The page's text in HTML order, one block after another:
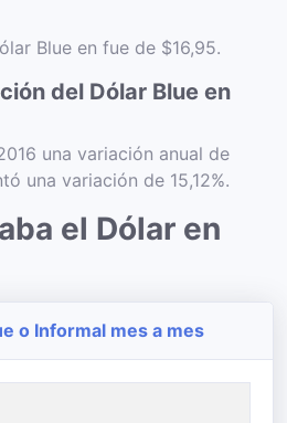
Blue en fue de $16,95.
del Dólar Blue en
una variación anual de
una variación de 15,12%.
el Dólar en
o Informal mes a mes